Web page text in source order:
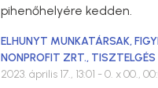
pihenőhelyére kedden.
ELHUNYT MUNKATÁRSAK,
NONPROFIT ZRT., TISZTELGÉS
2023. április 17., 13:01 - 0. x 00.,